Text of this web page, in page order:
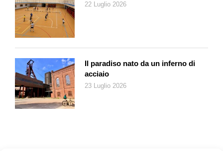
22 Luglio 2026
Il paradiso nato da un inferno di
acciaio
23 Luglio 2026